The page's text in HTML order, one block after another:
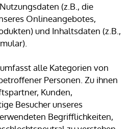
(z.B., die
Onlineangebotes,
und Inhaltsdaten (z.B.,
alle Kategorien von
Personen. Zu ihnen
Kunden,
Besucher unseres
Begrifflichkeiten,